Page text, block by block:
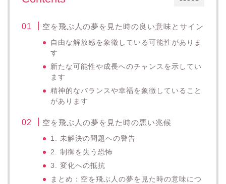
空を飛ぶ人の夢を見た時の良い意味とサイン
自由な解放感を象徴している可能性がありま
す
新たな可能性や成長へのチャンスを示してい
ます
精神的なバランスや幸福を象徴していること
があります
空を飛ぶ人の夢を見た時の悪い兆候
1. 未解決の問題への警告
2. 制御を失う恐怖
3. 変化への抵抗
まとめ：空を飛ぶ人の夢を見た時の意味につ